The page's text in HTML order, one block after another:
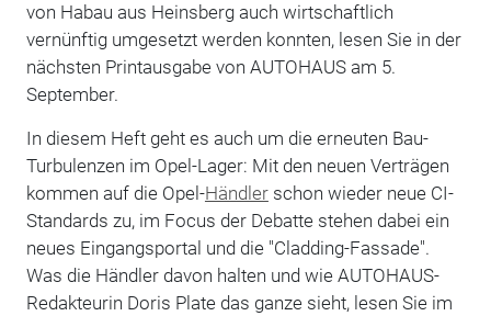
von Habau aus Heinsberg auch wirtschaftlich
vernünftig umgesetzt werden konnten, lesen Sie in der
nächsten Printausgabe von AUTOHAUS am 5.
September.
In diesem Heft geht es auch um die erneuten Bau-
Turbulenzen im Opel-Lager: Mit den neuen Verträgen
kommen auf die Opel-Händlerschon wieder neue CI-
Standards zu, im Focus der Debatte stehen dabei ein
neues Eingangsportal und die "Cladding-Fassade".
Was die Händler davon halten und wie AUTOHAUS-
Redakteurin Doris Plate das ganze sieht, lesen Sie im